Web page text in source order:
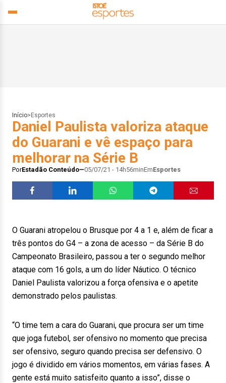
Início> Esportes
Daniel Paulista valoriza ataque
do Guarani e vê espaço para
melhorar na Série B
PorEstadão Conteúdo 05/07/21 - 14h56minEmEsportes
O Guarani atropelou o Brusque por 4 a 1 e, além de ficar a
três pontos do G4 – a zona de acesso – da Série B do
Campeonato Brasileiro, passou a ter o segundo melhor
ataque com 16 gols, a um do líder Náutico. O técnico
Daniel Paulista valorizou a força ofensiva e o apetite
demonstrado pelos paulistas.
“O time tem a cara do Guarani, que procura ser um time
que joga futebol, ser ofensivo no momento que precisa
ser ofensivo, seguro quando precisa ser defensivo. O
jogo é dividido em vários momentos, em várias fases. A
gente está muito satisfeito quanto a isso”, disse o